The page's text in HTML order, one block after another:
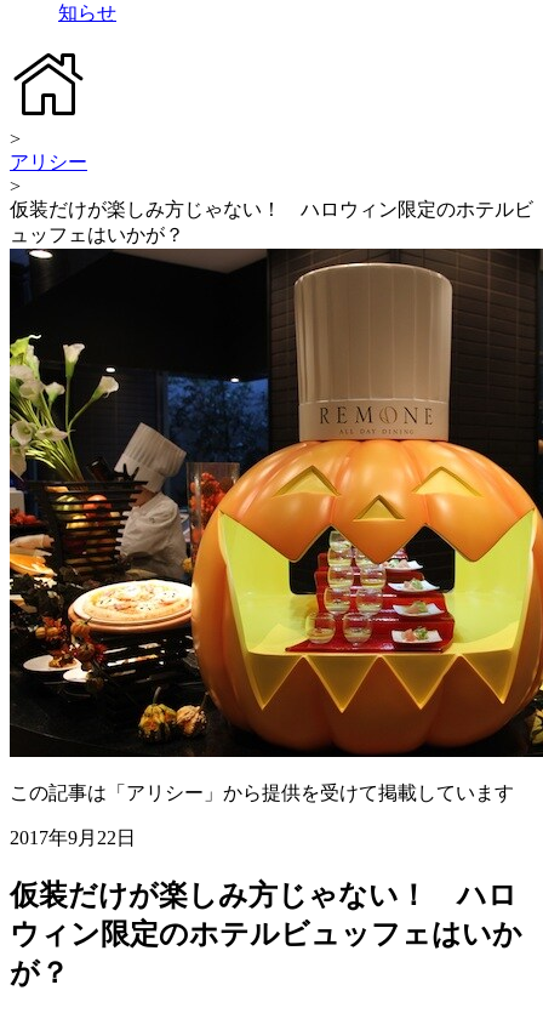
知らせ
>
アリシー
>
仮装だけが楽しみ方じゃない！ ハロウィン限定のホテルビ
ュッフェはいかが？
この記事は「アリシー」から提供を受けて掲載しています
2017年9月22日
仮装だけが楽しみ方じゃない！ ハロ
ウィン限定のホテルビュッフェはいか
が？